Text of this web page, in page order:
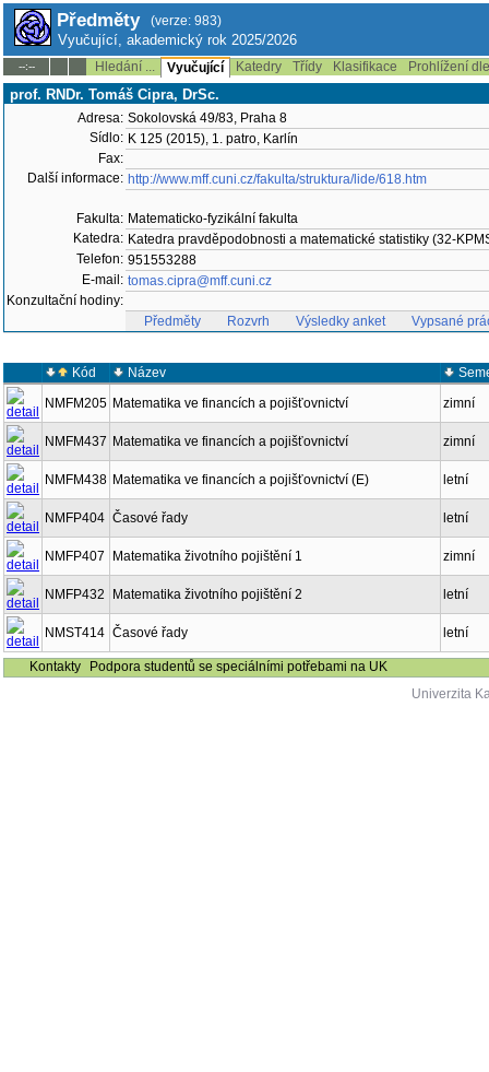
Předměty (verze: 983)
Vyučující, akademický rok 2025/2026
--:-- Hledání ... Vyučující Katedry Třídy Klasifikace Prohlížení
prof. RNDr. Tomáš Cipra, DrSc.
Adresa: Sokolovská 49/83, Praha 8
Sídlo: K 125 (2015), 1. patro, Karlín
Fax:
Další informace: http://www.mff.cuni.cz/fakulta/struktura/lide/618.htm
Fakulta: Matematicko-fyzikální fakulta
Katedra: Katedra pravděpodobnosti a matematické statistiky (32-
Telefon: 951553288
E-mail: tomas.cipra@mff.cuni.cz
Konzultační hodiny:
Předměty
Rozvrh Výsledky anket Vypsané
Kód Název
NMFM205 Matematika ve financích a pojišťovnictví zimní
NMFM437 Matematika ve financích a pojišťovnictví zimní
NMFM438 Matematika ve financích a pojišťovnictví (E) letní
NMFP404 Časové řady letní
NMFP407 Matematika životního pojištění 1 zimní
NMFP432 Matematika životního pojištění 2 letní
NMST414 Časové řady letní
Kontakty
Podpora studentů se speciálními potřebami na UK
Univerzita